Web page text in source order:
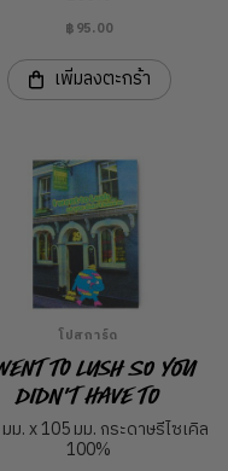
฿95.00
เพิ่มลงตะกร้า
โปสการ์ด
to LUSH so you
didn't have to
ม. x 105 มม. กระดาษรีไซเคิล
100%